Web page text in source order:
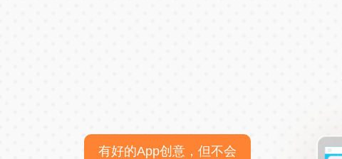
有好的App创意，但不会